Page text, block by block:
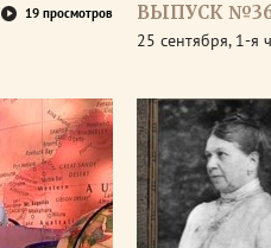
19 просмотров ВЫПУСК
25 сентября, 1-я